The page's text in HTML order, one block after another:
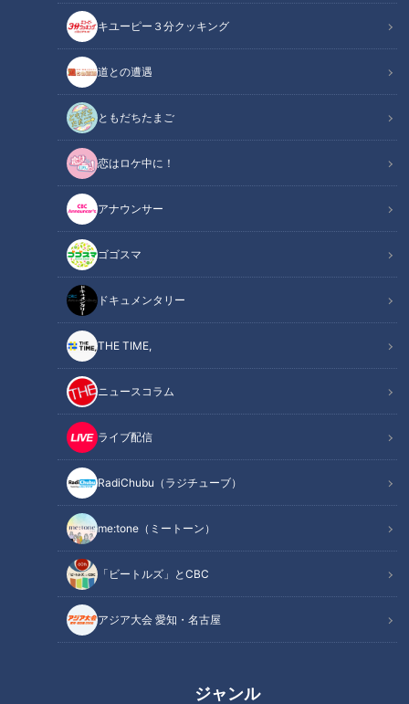
キユーピー３分クッキング
道との遭遇
ともだちたまご
恋はロケ中に！
アナウンサー
ゴゴスマ
ドキュメンタリー
THE TIME,
ニュースコラム
ライブ配信
RadiChubu（ラジチューブ）
me:tone（ミートーン）
「ビートルズ」とCBC
アジア大会 愛知・名古屋
ジャンル
CBC web
「CBC web」からのお知らせ
「こども家庭庁」が選定する今年度の「児童福祉文化賞」の表
彰式が行われ、CBCテレビ製作のドキュメンタリー映画が大
臣表彰を受けました。
受賞したのは去年3月公開のドキュメンタリー映画『劇場版 僕
と時々もう1人の僕～トゥレット症と生きる』です。
「児童福祉文化賞」は「こども家庭審議会」が推薦する児童福
祉文化財の中から、出版や舞台芸術、そして映像・メディアな
どの分野で優れた作品をそれぞれ選定し表彰するものです。
『僕と時々もう一人の僕』は、幼い頃から自分の意思に反して
体が動いたり大きな声が出てしまう「トゥレット症」の若者た
ちの苦悩を記録した作品です。
こども家庭庁担当の三原じゅん子大臣は「子どもに見せるべき
もっとも優れた映像作品」と評価しました。
この記事の画像を見る
この記事を見たあなたへのおすすめ